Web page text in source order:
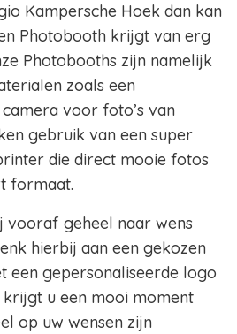
Kampersche Hoek dan kan
Photobooth krijgt van erg
Photobooths zijn namelijk
zoals een
voor foto’s van
gebruik van een super
die direct mooie fotos
formaat.
vooraf geheel naar wens
hierbij aan een gekozen
een gepersonaliseerde logo
u een mooi moment
op uw wensen zijn